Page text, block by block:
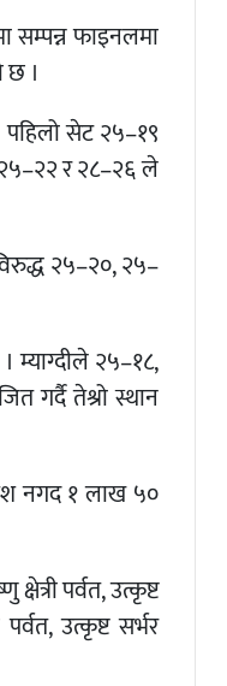
सम्पन्न फाइनलमा
छ ।
सेट २५–१९
र २८–२६ ले
२५–२०, २५–
म्याग्दीले २५–१८,
गर्दै तेश्रो स्थान
नगद १ लाख ५०
पर्वत, उत्कृष्ट
उत्कृष्ट सर्भर